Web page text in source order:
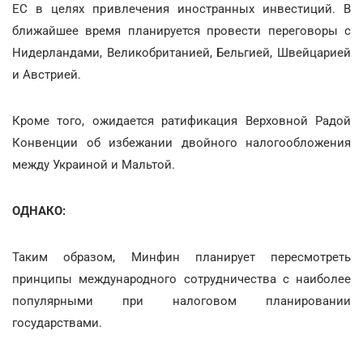
ЕС в целях привлечения иностранных инвестиций. В
ближайшее время планируется провести переговоры с
Нидерландами, Великобританией, Бельгией, Швейцарией
и Австрией.
Кроме того, ожидается ратификация Верховной Радой
Конвенции об избежании двойного налогообложения
между Украиной и Мальтой.
ОДНАКО:
Таким образом, Минфин планирует пересмотреть
принципы международного сотрудничества с наиболее
популярными при налоговом планировании
государствами.